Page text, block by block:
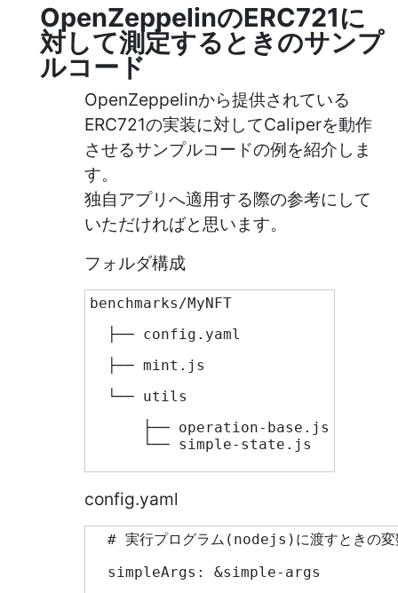
OpenZeppelinのERC721に
対して測定するときのサンプ
ルコード
OpenZeppelinから提供されている
ERC721の実装に対してCaliperを動作
させるサンプルコードの例を紹介しま
す。
独自アプリへ適用する際の参考にして
いただければと思います。
フォルダ構成
benchmarks/MyNFT
  ├── config.yaml
  ├── mint.js
  └── utils
      ├── operation-base.js
      └── simple-state.js
config.yaml
# 実行プログラム(nodejs)に渡すときの変
  simpleArgs: &simple-args